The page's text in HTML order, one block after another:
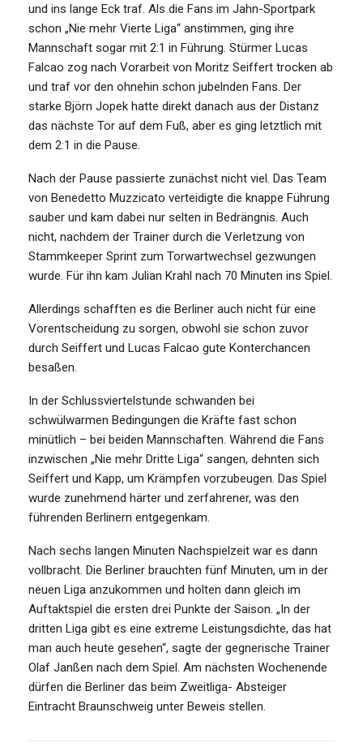
und ins lange Eck traf. Als die Fans im Jahn-Sportpark
schon „Nie mehr Vierte Liga“ anstimmen, ging ihre
Mannschaft sogar mit 2:1 in Führung. Stürmer Lucas
Falcao zog nach Vorarbeit von Moritz Seiffert trocken ab
und traf vor den ohnehin schon jubelnden Fans. Der
starke Björn Jopek hatte direkt danach aus der Distanz
das nächste Tor auf dem Fuß, aber es ging letztlich mit
dem 2:1 in die Pause.
Nach der Pause passierte zunächst nicht viel. Das Team
von Benedetto Muzzicato verteidigte die knappe Führung
sauber und kam dabei nur selten in Bedrängnis. Auch
nicht, nachdem der Trainer durch die Verletzung von
Stammkeeper Sprint zum Torwartwechsel gezwungen
wurde. Für ihn kam Julian Krahl nach 70 Minuten ins Spiel.
Allerdings schafften es die Berliner auch nicht für eine
Vorentscheidung zu sorgen, obwohl sie schon zuvor
durch Seiffert und Lucas Falcao gute Konterchancen
besaßen.
In der Schlussviertelstunde schwanden bei
schwülwarmen Bedingungen die Kräfte fast schon
minütlich – bei beiden Mannschaften. Während die Fans
inzwischen „Nie mehr Dritte Liga“ sangen, dehnten sich
Seiffert und Kapp, um Krämpfen vorzubeugen. Das Spiel
wurde zunehmend härter und zerfahrener, was den
führenden Berlinern entgegenkam.
Nach sechs langen Minuten Nachspielzeit war es dann
vollbracht. Die Berliner brauchten fünf Minuten, um in der
neuen Liga anzukommen und holten dann gleich im
Auftaktspiel die ersten drei Punkte der Saison. „In der
dritten Liga gibt es eine extreme Leistungsdichte, das hat
man auch heute gesehen“, sagte der gegnerische Trainer
Olaf Janßen nach dem Spiel. Am nächsten Wochenende
dürfen die Berliner das beim Zweitliga- Absteiger
Eintracht Braunschweig unter Beweis stellen.